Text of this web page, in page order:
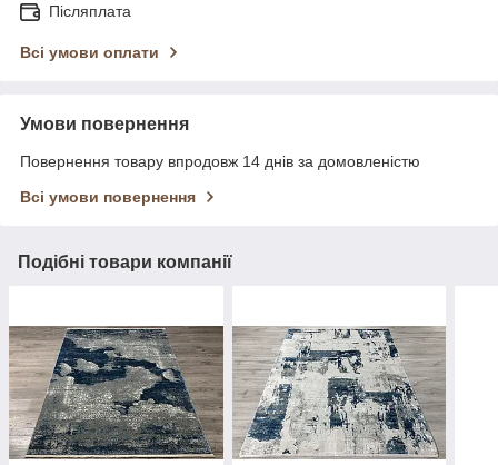
Післяплата
Всі умови оплати
Умови повернення
Повернення товару впродовж 14 днів за домовленістю
Всі умови повернення
Подібні товари компанії